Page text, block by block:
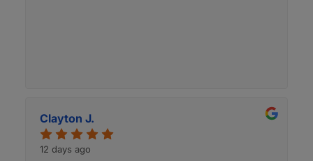
Clayton J.
12 days ago